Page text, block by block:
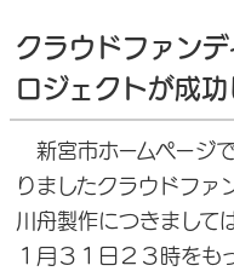
クラウドファン
ロジェクトが成功
新宮市ホームページ
りましたクラウドファ
川舟製作につきまして
１月３１日２３時をも